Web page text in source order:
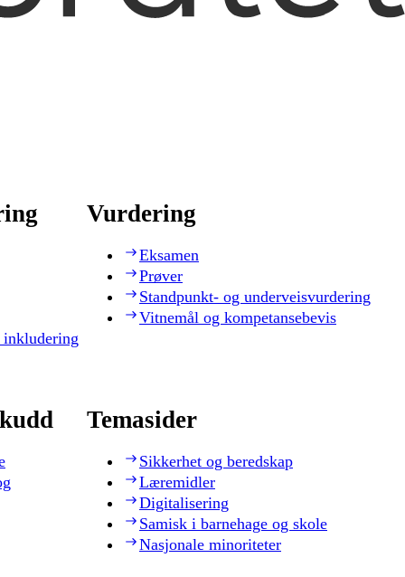
Vurdering
Eksamen
Prøver
Standpunkt- og underveisvurdering
Vitnemål og kompetansebevis
Temasider
Sikkerhet og beredskap
Læremidler
Digitalisering
Samisk i barnehage og skole
Nasjonale minoriteter